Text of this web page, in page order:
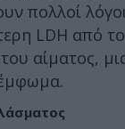
πολλοί
LDH από
αίματος,